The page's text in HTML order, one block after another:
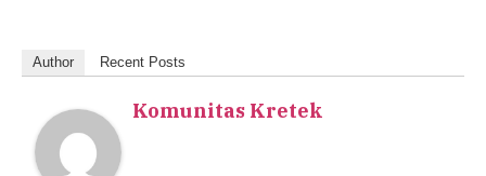
Author Recent Posts
Komunitas Kretek